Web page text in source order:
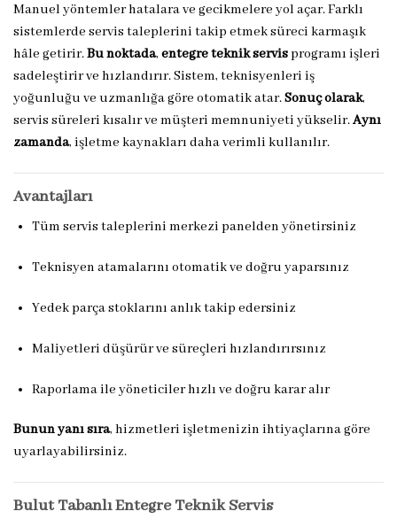
Manuel yöntemler hatalara ve gecikmelere yol açar. Farklı
sistemlerde servis taleplerini takip etmek süreci karmaşık
hâle getirir.Bu noktada, entegre teknik servisprogramı işleri
sadeleştirir ve hızlandırır. Sistem, teknisyenleri iş
yoğunluğu ve uzmanlığa göre otomatik atar.Sonuç olarak,
servis süreleri kısalır ve müşteri memnuniyeti yükselir.Aynı
zamanda, işletme kaynakları daha verimli kullanılır.
Avantajları
Tüm servis taleplerini merkezi panelden yönetirsiniz
Teknisyen atamalarını otomatik ve doğru yaparsınız
Yedek parça stoklarını anlık takip edersiniz
Maliyetleri düşürür ve süreçleri hızlandırırsınız
Raporlama ile yöneticiler hızlı ve doğru karar alır
Bunun yanı sıra, hizmetleri işletmenizin ihtiyaçlarına göre
uyarlayabilirsiniz.
Bulut Tabanlı Entegre Teknik Servis